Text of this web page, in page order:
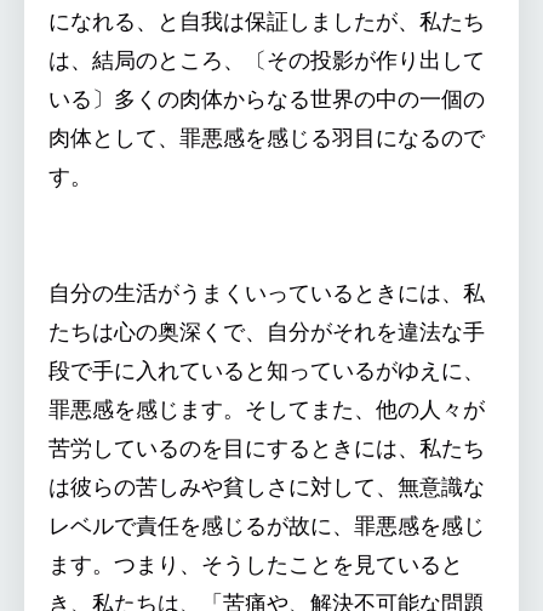
になれる、と自我は保証しましたが、私たち
は、結局のところ、〔その投影が作り出して
いる〕多くの肉体からなる世界の中の一個の
肉体として、罪悪感を感じる羽目になるので
す。
自分の生活がうまくいっているときには、私
たちは心の奥深くで、自分がそれを違法な手
段で手に入れていると知っているがゆえに、
罪悪感を感じます。そしてまた、他の人々が
苦労しているのを目にするときには、私たち
は彼らの苦しみや貧しさに対して、無意識な
レベルで責任を感じるが故に、罪悪感を感じ
ます。つまり、そうしたことを見ていると
き、私たちは、「苦痛や、解決不可能な問題